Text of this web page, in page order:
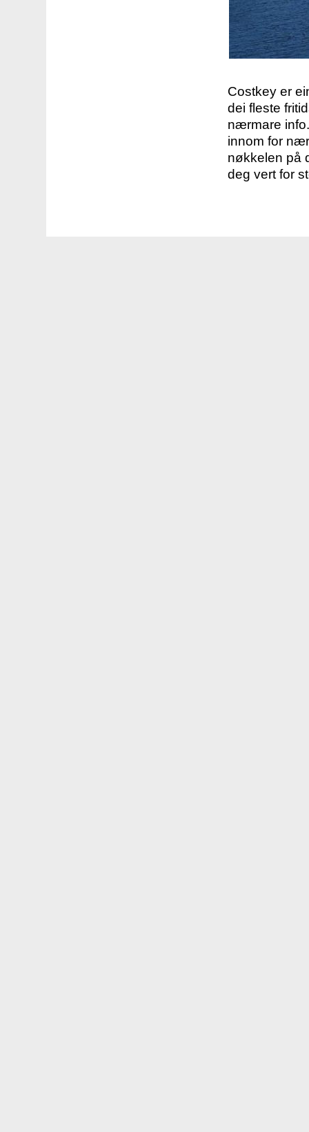
Costkey er
dei fleste
nærmare
innom for
nøkkelen på
deg vert for